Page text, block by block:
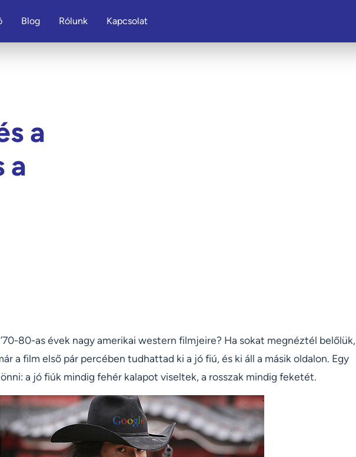
Blog Rólunk Kapcsolat
a
a
80-as évek nagy amerikai western filmjeire? Ha sokat megnéztél belőlük,
a film első pár percében tudhattad ki a jó fiú, és ki áll a másik oldalon. Egy
a jó fiúk mindig fehér kalapot viseltek, a rosszak mindig feketét.